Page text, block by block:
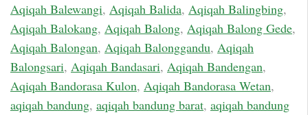
Aqiqah Balewangi, Aqiqah Balida, Aqiqah Balingbing,
Aqiqah Balokang, Aqiqah Balong, Aqiqah Balong Gede,
Aqiqah Balongan, Aqiqah Balonggandu, Aqiqah
Balongsari, Aqiqah Bandasari, Aqiqah Bandengan,
Aqiqah Bandorasa Kulon, Aqiqah Bandorasa Wetan,
aqiqah bandung, aqiqah bandung barat, aqiqah bandung